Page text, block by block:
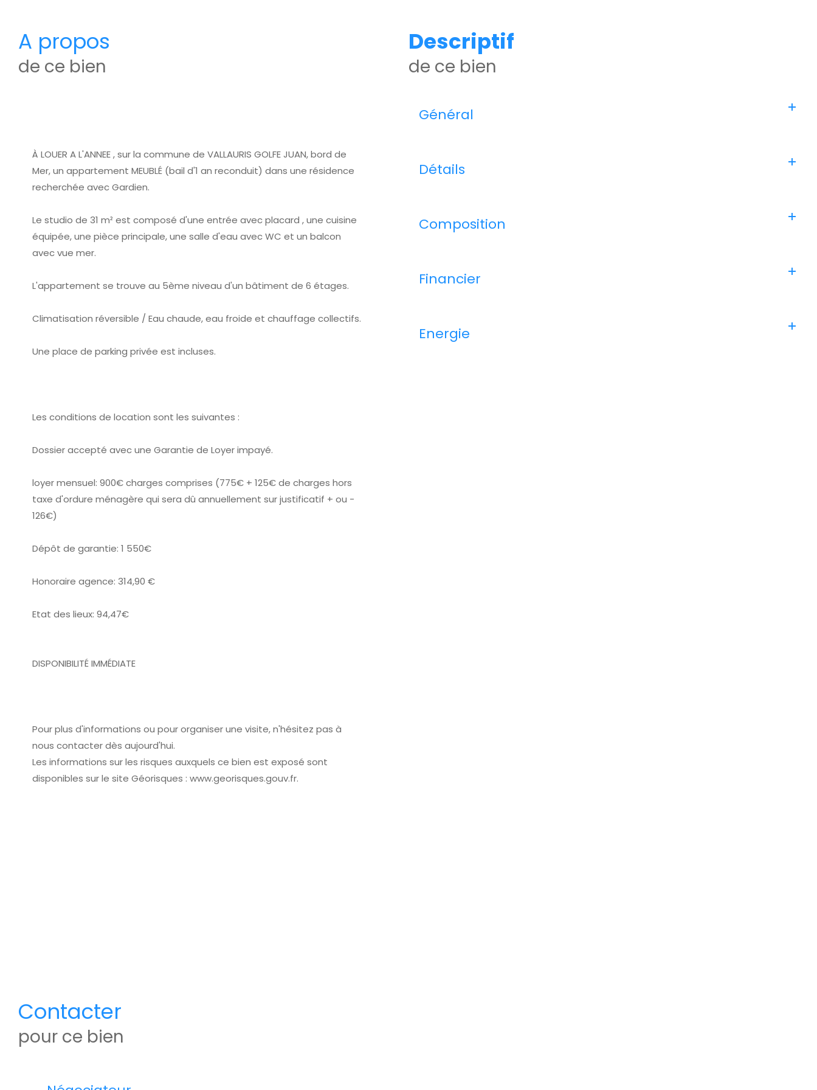
a propos
de ce bien
À LOUER A L'ANNEE , sur la commune de VALLAURIS GOLFE JUAN, bord de
Mer, un appartement MEUBLÉ (bail d'1 an reconduit) dans une résidence
recherchée avec Gardien.
Le studio de 31 m² est composé d'une entrée avec placard , une cuisine
équipée, une pièce principale, une salle d'eau avec WC et un balcon
avec vue mer.
L'appartement se trouve au 5ème niveau d'un bâtiment de 6 étages.
Climatisation réversible / Eau chaude, eau froide et chauffage collectifs.
Une place de parking privée est incluses.
Les conditions de location sont les suivantes :
Dossier accepté avec une Garantie de Loyer impayé.
loyer mensuel: 900€ charges comprises (775€ + 125€ de charges hors
taxe d'ordure ménagère qui sera dû annuellement sur justificatif + ou -
126€)
Dépôt de garantie: 1 550€
Honoraire agence: 314,90 €
Etat des lieux: 94,47€
DISPONIBILITÉ IMMÉDIATE
Pour plus d'informations ou pour organiser une visite, n'hésitez pas à
nous contacter dès aujourd'hui.
Les informations sur les risques auxquels ce bien est exposé sont
disponibles sur le site Géorisques : www.georisques.gouv.fr.
descriptif
de ce bien
Général
Détails
Composition
Financier
Energie
Contacter
pour ce bien